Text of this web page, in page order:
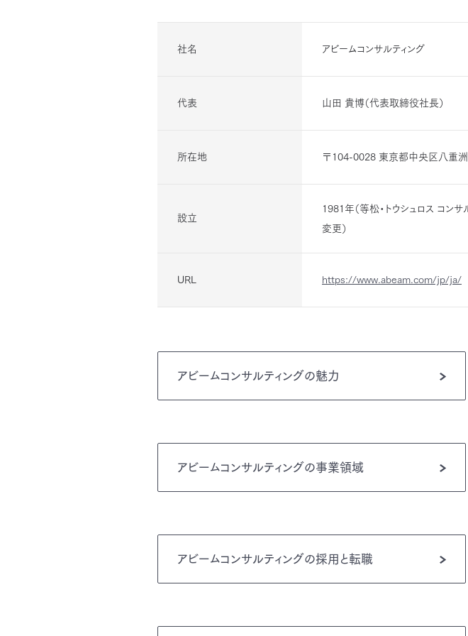
社名 アビームコンサルティング
代表 山田 貴博（代表取締役社長）
所在地 〒104-0028 東京都中央区八重洲
設立
1981年（等松・トウシュロス コン
変更）
URL https://www.abeam.com/jp/ja/
アビームコンサルティングの魅力
アビームコンサルティングの事業領域
アビームコンサルティングの採用と転職